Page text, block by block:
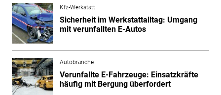
Kfz-Werkstatt
Sicherheit im Werkstattalltag: Umgang
mit verunfallten E-Autos
Autobranche
Verunfallte E-Fahrzeuge: Einsatzkräfte
häufig mit Bergung überfordert